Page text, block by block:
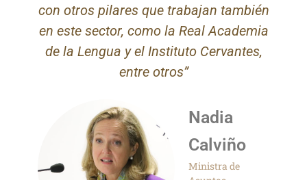
con otros pilares que trabajan también
en este sector, como la Real Academia
de la Lengua y el Instituto Cervantes,
entre otros”
Nadia
Calviño
Ministra de